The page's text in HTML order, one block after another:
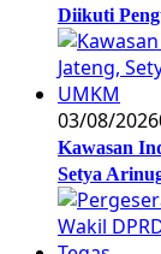
Diikuti
03/08/2026
Kawasan
Setya